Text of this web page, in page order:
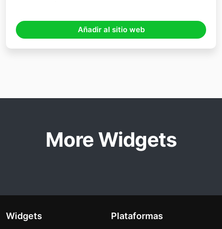
Añadir al sitio web
More Widgets
Widgets Plataformas